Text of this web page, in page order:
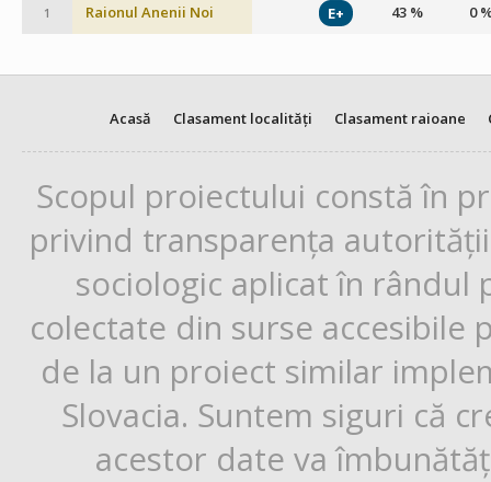
1 Raionul Anenii Noi E+ 43 % 0
Acasă Clasament localități Clasament raioane
Scopul proiectului constă în
privind transparența
sociologic aplicat în rândul
colectate din surse
de la un proiect similar
Slovacia. Suntem siguri că
acestor date va